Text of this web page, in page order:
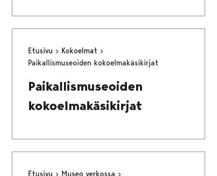
Etusivu
Kokoelmat
Paikallismuseoiden kokoelmakäsikirjat
Paikallismuseoiden
kokoelmakäsikirjat
Etusivu Museo verkossa